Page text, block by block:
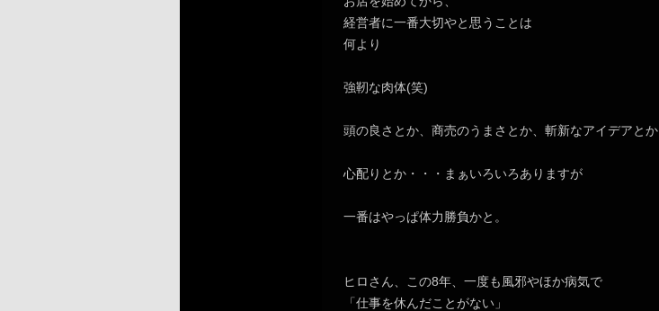
経営者に一番大切やと思うことは
何より
強靭な肉体(笑)
頭の良さとか、商売のうまさとか、斬新なアイデアとか
心配りとか・・・まぁいろいろありますが
一番はやっぱ体力勝負かと。
ヒロさん、この8年、一度も風邪やほか病気で
「仕事を休んだことがない」